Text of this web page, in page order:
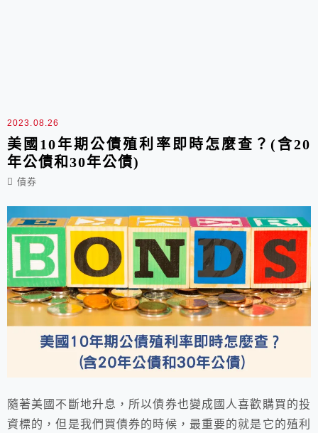
2023.08.26
美國10年期公債殖利率即時怎麼查？(含20
年公債和30年公債)
債券
隨著美國不斷地升息，所以債券也變成國人喜歡購買的投
資標的，但是我們買債券的時候，最重要的就是它的殖利